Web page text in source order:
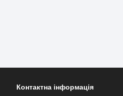
Контактна інформація